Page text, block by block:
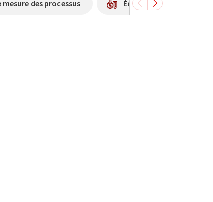
des processus Équipement / besoins